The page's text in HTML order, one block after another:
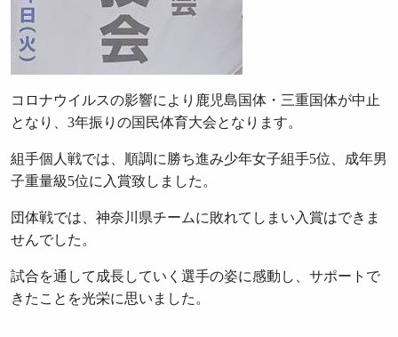
コロナウイルスの影響により鹿児島国体・三重国体が中止
となり、3年振りの国民体育大会となります。
組手個人戦では、順調に勝ち進み少年女子組手5位、成年男
子重量級5位に入賞致しました。
団体戦では、神奈川県チームに敗れてしまい入賞はできま
せんでした。
試合を通して成長していく選手の姿に感動し、サポートで
きたことを光栄に思いました。